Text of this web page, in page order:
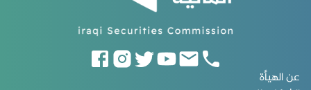
عن الهيأة